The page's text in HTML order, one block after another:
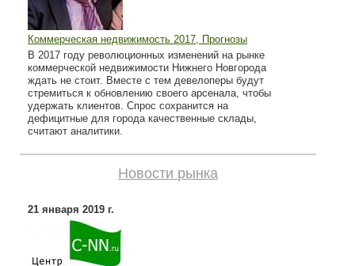
Коммерческая недвижимость 2017, Прогнозы
В 2017 году революционных изменений на рынке
коммерческой недвижимости Нижнего Новгорода
ждать не стоит. Вместе с тем девелоперы будут
стремиться к обновлению своего арсенала, чтобы
удержать клиентов. Спрос сохранится на
дефицитные для города качественные склады,
считают аналитики.
Новости рынка
21 января 2019 г.